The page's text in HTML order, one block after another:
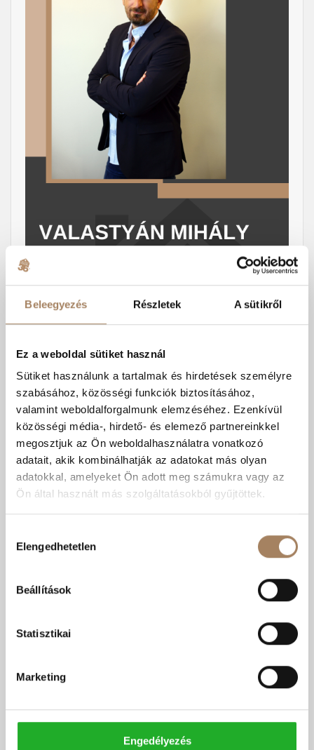
Beleegyezés Részletek A sütikről
Ez a weboldal sütiket használ
Sütiket használunk a tartalmak és hirdetések személyre
szabásához, közösségi funkciók biztosításához,
valamint weboldalforgalmunk elemzéséhez. Ezenkívül
közösségi média-, hirdető- és elemező partnereinkkel
megosztjuk az Ön weboldalhasználatra vonatkozó
adatait, akik kombinálhatják az adatokat más olyan
adatokkal, amelyeket Ön adott meg számukra vagy az
Ön által használt más szolgáltatásokból gyűjtöttek.
kiválasztása
Elengedhetetlen
Beállítások
Statisztikai
Marketing
Engedélyezés